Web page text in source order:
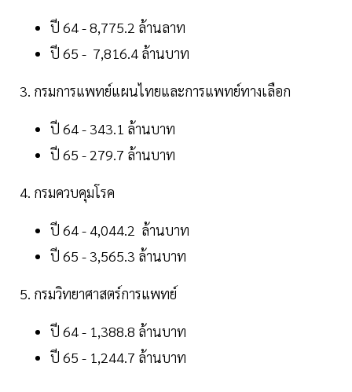
ปี 64 - 8,775.2 ล้านลาท
ปี 65 - 7,816.4 ล้านบาท
3. กรมการแพทย์แผนไทยและการแพทย์ทางเลือก
ปี 64 - 343.1 ล้านบาท
ปี 65 - 279.7 ล้านบาท
4. กรมควบคุมโรค
ปี 64 - 4,044.2 ล้านบาท
ปี 65 - 3,565.3 ล้านบาท
5. กรมวิทยาศาสตร์การแพทย์
ปี 64 - 1,388.8 ล้านบาท
ปี 65 - 1,244.7 ล้านบาท